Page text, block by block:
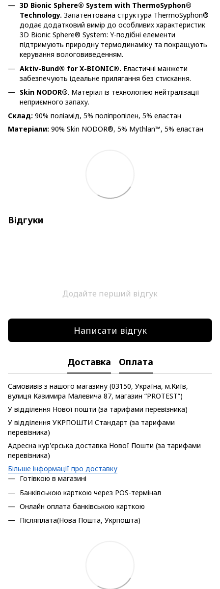
3D Bionic Sphere® System with ThermoSyphon®
Technology. Запатентована структура ThermoSyphon®
додає додатковий вимір до особливих характеристик
3D Bionic Sphere® System: Y-подібні елементи
підтримують природну термодинаміку та покращують
керування вологовиведенням.
Aktiv-Bund® for X-BIONIC®. Еластичні манжети
забезпечують ідеальне прилягання без стискання.
Skin NODOR®. Матеріал із технологією нейтралізації
неприємного запаху.
Склад: 90% поліамід, 5% поліпропілен, 5% еластан
Матеріали: 90% Skin NODOR®, 5% Mythlan™, 5% еластан
Відгуки
Додайте перший відгук
Написати відгук
Доставка Оплата
Самовивіз з нашого магазину (03150, Україна, м.Київ,
вулиця Казимира Малевича 87, магазин “PROTEST”)
У відділення Нової пошти (за тарифами перевізника)
У відділення УКРПОШТИ Стандарт (за тарифами
перевізника)
Адресна кур'єрська доставка Нової Пошти (за тарифами
перевізника)
Більше інформації про доставку
Готівкою в магазині
Банківською карткою через POS-термінал
Онлайн оплата банківською карткою
Післяплата(Нова Пошта, Укрпошта)